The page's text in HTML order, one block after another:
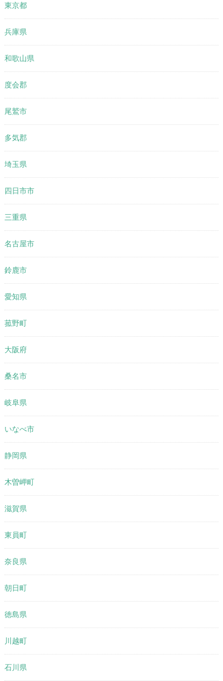
東京都
兵庫県
和歌山県
度会郡
尾鷲市
多気郡
埼玉県
四日市市
三重県
名古屋市
鈴鹿市
愛知県
菰野町
大阪府
桑名市
岐阜県
いなべ市
静岡県
木曽岬町
滋賀県
東員町
奈良県
朝日町
徳島県
川越町
石川県